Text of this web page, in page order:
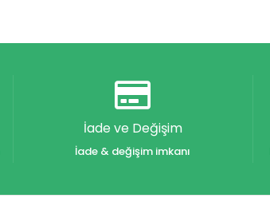
İade ve Değişim
İade & değişim imkanı